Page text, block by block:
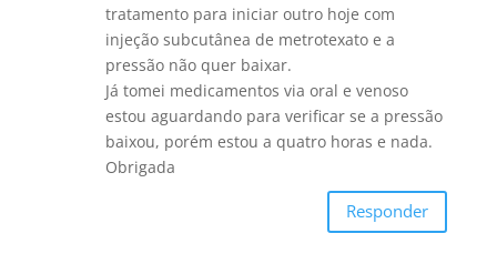
tratamento para iniciar outro hoje com
injeção subcutânea de metrotexato e a
pressão não quer baixar.
Já tomei medicamentos via oral e venoso
estou aguardando para verificar se a pressão
baixou, porém estou a quatro horas e nada.
Obrigada
Responder